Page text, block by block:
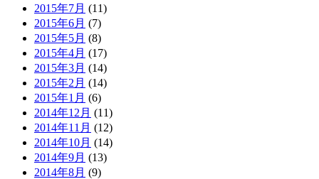
2015年7月 (11)
2015年6月 (7)
2015年5月 (8)
2015年4月 (17)
2015年3月 (14)
2015年2月 (14)
2015年1月 (6)
2014年12月 (11)
2014年11月 (12)
2014年10月 (14)
2014年9月 (13)
2014年8月 (9)